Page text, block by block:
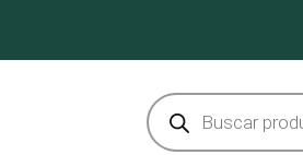
Búsqueda
de
productos